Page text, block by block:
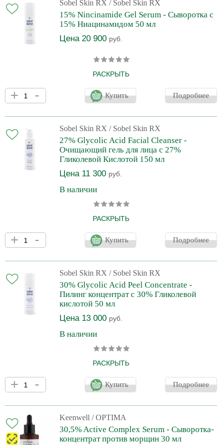
регенерирующие процессы, запускают процесс выработки
нового коллагена и гиалуроновой кислоты. Клетки наполняются
энергией, обеспечивая коже
Sobel Skin RX / Sobel Skin RX
15% Nincinamide Gel Serum - Сыворотка с
15% Ниацинамидом 50 мл
Цена 20 900 руб.
РАСКРЫТЬ
SOS-продукт для ликвидации локальных микровоспалений,
расширенных пор и пигментации. Идеальный выбор для
улучшения качества кожи. Действие: • Борется с
несовершенствами. • Сужает поры, снижает выработку себума.
• Стимулирует рост новых клеток и ускоряет регенерацию. •
Улучшает текстуру кожи, стимулируя выработку коллагена и
эластина. • Оказывает выраженный п
+ - Купить Подробнее
Sobel Skin RX / Sobel Skin RX
27% Glycolic Acid Facial Cleanser -
Очищающий гель для лица с 27%
Гликолевой Кислотой 150 мл
Цена 11 300 руб.
В наличии
РАСКРЫТЬ
Намного больше, чем просто средство для умывания: мощный
очищающий и отшелушивающий препарат с самой высокой
концентрацией гликолевой кислоты среди средств для
очищения и отшелушивания. • Эффективно удаляет все виды
загрязнения, без рисков раздражения. • Выравнивает текстуру и
разглаживает морщины. • Очищает поры и уменьшает их
видимость. • Обеспечивает заметно
+ - Купить Подробнее
Sobel Skin RX / Sobel Skin RX
30% Glycolic Acid Peel Concentrate -
Пилинг концентрат с 30% Гликолевой
кислотой 50 мл
Цена 13 000 руб.
В наличии
РАСКРЫТЬ
Профессиональный пилинг с 30% гликолевой кислотой для
сияющей и гладкой кожи. Разработан дерматологами для
безопасного применения в домашних условиях. Действие: •
клеточное обновление, выравнивает рельеф, улучшает
текстуру. • Минимизирует выраженность морщин и их повторное
появление. • Сокращает видимые признаки фотоповреждения. •
Увлажняет, поддерживает гид
+ - Купить Подробнее
Keenwell / OPTIMA
30,5% Active Complex Serum - Сыворотка-
концентрат против морщин 30 мл